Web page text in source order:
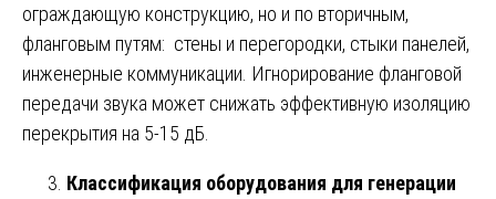
ограждающую конструкцию, но и по вторичным,
фланговым путям: стены и перегородки, стыки панелей,
инженерные коммуникации. Игнорирование фланговой
передачи звука может снижать эффективную изоляцию
перекрытия на 5-15 дБ.
Классификация оборудования для генерации